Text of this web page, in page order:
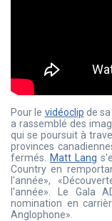
Pour le vidéoclip de
a rassemblé des
qui se poursuit à
provinces
fermés.
Matt Lang
Country en
l'année»,
l'année». Le Gala
nomination en
Anglophone».